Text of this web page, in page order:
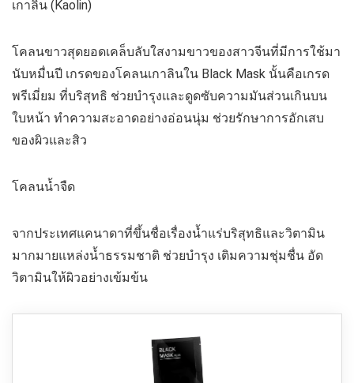
เกาลิน (Kaolin)
โคลนขาวสุดยอดเคล็บลับใสงามขาวของสาวจีนที่มีการใช้มา
นับหมื่นปี เกรดของโคลนเกาลินใน Black Mask นั้นคือเกรด
พรีเมี่ยม ที่บริสุทธิ ช่วยบำรุงและดูดซับความมันส่วนเกินบน
ใบหน้า ทำความสะอาดอย่างอ่อนนุ่ม ช่วยรักษาการอักเสบ
ของผิวและสิว
โคลนน้ำจืด
จากประเทศแคนาดาที่ขึ้นชื่อเรื่องน้ำแร่บริสุทธิและวิตามิน
มากมายแหล่งน้ำธรรมชาติ ช่วยบำรุง เติมความชุ่มชื่น อัด
วิตามินให้ผิวอย่างเข้มข้น